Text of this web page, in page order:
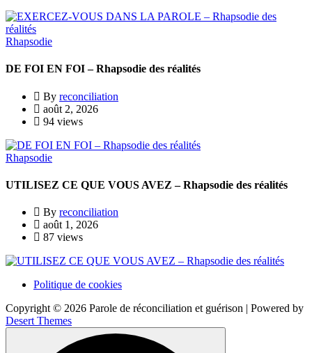
Rhapsodie
DE FOI EN FOI – Rhapsodie des réalités
By reconciliation
août 2, 2026
94 views
Rhapsodie
UTILISEZ CE QUE VOUS AVEZ – Rhapsodie des réalités
By reconciliation
août 1, 2026
87 views
Politique de cookies
Copyright © 2026 Parole de réconciliation et guérison | Powered by
Desert Themes